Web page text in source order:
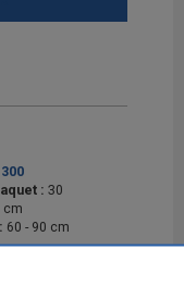
: 30
cm
60 - 90 cm